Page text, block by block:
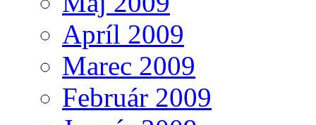
Apríl 2009
Marec 2009
Február 2009